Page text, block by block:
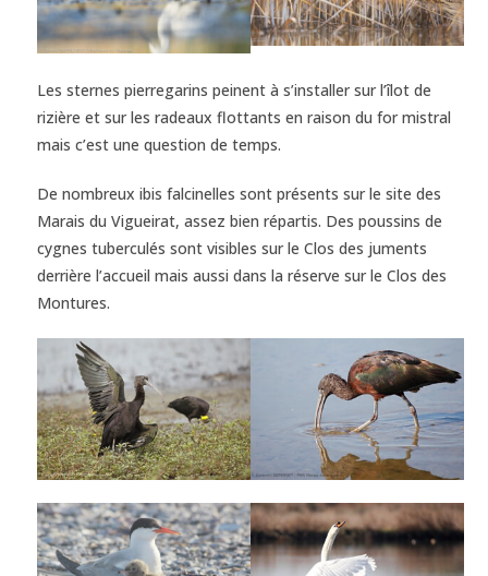
Les sternes pierregarins peinent à s’installer sur l’îlot de
rizière et sur les radeaux flottants en raison du for mistral
mais c’est une question de temps.
De nombreux ibis falcinelles sont présents sur le site des
Marais du Vigueirat, assez bien répartis. Des poussins de
cygnes tuberculés sont visibles sur le Clos des juments
derrière l’accueil mais aussi dans la réserve sur le Clos des
Montures.